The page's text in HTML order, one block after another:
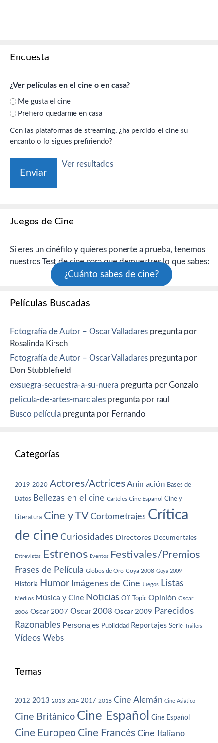
Encuesta
¿Ver películas en el cine o en casa?
Me gusta el cine
Prefiero quedarme en casa
Con las plataformas de streaming, ¿ha perdido el cine su
encanto o lo sigues prefiriendo?
Ver resultados
Juegos de Cine
Si eres un cinéfilo y quieres ponerte a prueba, tenemos
nuestros Test de cine para que demuestres lo que sabes:
¿Cuánto sabes de cine?
Películas Buscadas
Fotografía de Autor – Oscar Valladares pregunta por
Rosalinda Kirsch
Fotografía de Autor – Oscar Valladares pregunta por
Don Stubblefield
exsuegra-secuestra-a-su-nuera pregunta por Gonzalo
pelicula-de-artes-marciales pregunta por raul
Busco película pregunta por Fernando
Categorías
2019 2020 Actores/Actrices Animación Bases de
Datos Bellezas en el cine Carteles Cine Español Cine y
Literatura Cine y TV Cortometrajes Crítica
de cine Curiosidades Directores Documentales
Entrevistas Estrenos Eventos Festivales/Premios
Frases de Película Globos de Oro Goya 2008 Goya 2009
Historia Humor Imágenes de Cine Juegos Listas
Medios Música y Cine Noticias Off-Topic Opinión Oscar
2006 Oscar 2007 Oscar 2008 Oscar 2009 Parecidos
Razonables Personajes Publicidad Reportajes Serie Trailers
Vídeos Webs
Temas
2012 2013 2013 2014 2017 2018 Cine Alemán Cine Asiático
Cine Británico Cine Español Cine Español
Cine Europeo Cine Francés Cine Italiano